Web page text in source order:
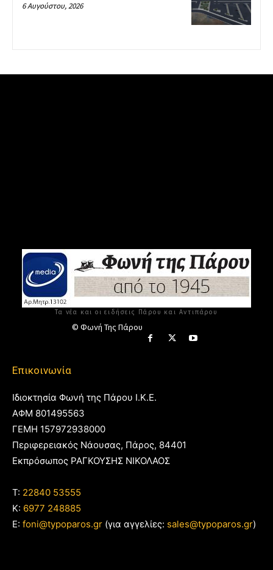
6 Αυγούστου, 2026
Τα νέα και οι ειδήσεις Πάρου και Αντιπάρου
© Φωνή Της Πάρου
Επικοινωνία
Ιδιοκτησία Φωνή της Πάρου Ι.Κ.Ε.
ΑΦΜ 801495563
ΓΕΜΗ 157972938000
Περιφερειακός Νάουσας, Πάρος, 84401
Εκπρόσωπος ΡΑΓΚΟΥΣΗΣ ΝΙΚΟΛΑΟΣ
T: 22840 53555
Κ: 6977 248885
E: foni@typoparos.gr (για αγγελίες: sales@typoparos.gr)